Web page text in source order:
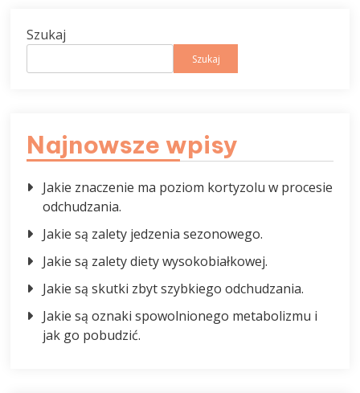
Szukaj
Szukaj
Najnowsze wpisy
Jakie znaczenie ma poziom kortyzolu w procesie
odchudzania.
Jakie są zalety jedzenia sezonowego.
Jakie są zalety diety wysokobiałkowej.
Jakie są skutki zbyt szybkiego odchudzania.
Jakie są oznaki spowolnionego metabolizmu i
jak go pobudzić.